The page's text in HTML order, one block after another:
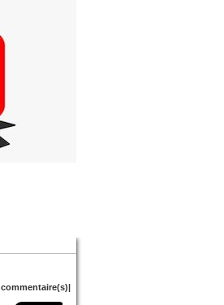
commentaire(s)|